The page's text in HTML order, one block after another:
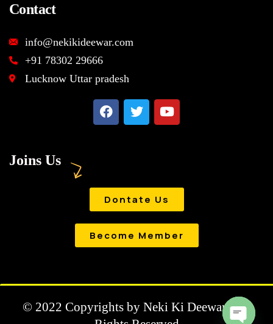
Contact
info@nekikideewar.com
+91 78302 29666
Lucknow Uttar pradesh
Joins Us
Dontate Us
Become Member
© 2022 Copyrights by Neki Ki Deewar . All